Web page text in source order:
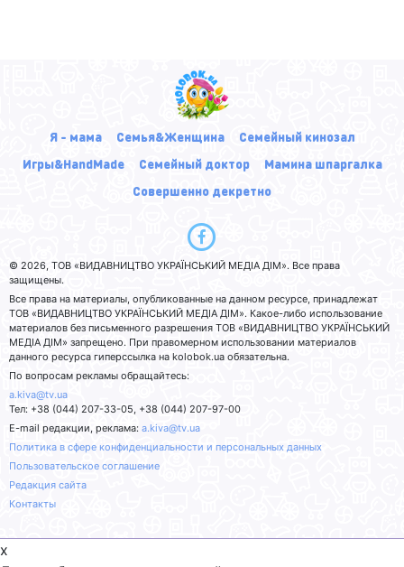
Я - мама Семья&Женщина
Семейный кинозал
Игры&HandMade
Семейный доктор
Мамина шпаргалка
Совершенно декретно
© 2026, ТОВ «ВИДАВНИЦТВО УКРАЇНСЬКИЙ МЕДІА ДІМ». Все права
защищены.
Все права на материалы, опубликованные на данном ресурсе, принадлежат
ТОВ «ВИДАВНИЦТВО УКРАЇНСЬКИЙ МЕДІА ДІМ». Какое-либо использование
материалов без письменного разрешения ТОВ «ВИДАВНИЦТВО УКРАЇНСЬКИЙ
МЕДІА ДІМ» запрещено. При правомерном использовании материалов
данного ресурса гиперссылка на kolobok.ua обязательна.
По вопросам рекламы обращайтесь:
a.kiva@tv.ua
Тел: +38 (044) 207-33-05, +38 (044) 207-97-00
E-mail редакции, реклама: a.kiva@tv.ua
Политика в сфере конфиденциальности и персональных данных
Пользовательское соглашение
Редакция сайта
Контакты
x